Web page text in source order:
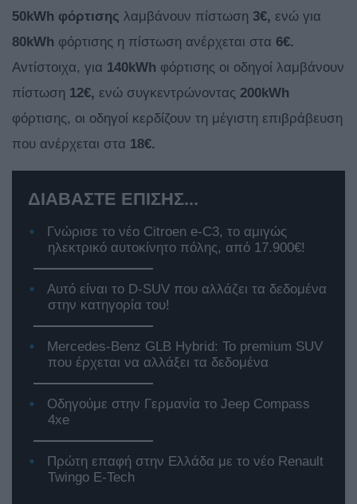
50kWh φόρτισης λαμβάνουν πίστωση 3€, ενώ για
80kWh φόρτισης η πίστωση ανέρχεται στα 6€.
Αντίστοιχα, για 140kWh φόρτισης οι οδηγοί λαμβάνουν
πίστωση 12€, ενώ συγκεντρώνοντας 200kWh
φόρτισης, οι οδηγοί κερδίζουν τη μέγιστη επιβράβευση
που ανέρχεται στα 18€.
ΔΙΑΒΑΣΤΕ ΕΠΙΣΗΣ...
Γνώρισε το νέο Citroen e-C3, το αμιγώς
ηλεκτρικό αυτοκίνητο πόλης, από 17.900€!
Αυτό είναι το D-SUV που αλλάζει τα δεδομένα
στην κατηγορία του!
Mercedes-Benz GLB Hybrid: Το premium SUV
που έρχεται να αλλάξει τα δεδομένα
Οδηγούμε στην Γερμανία το Jeep Compass
4xe
Πρώτη επαφή στην Ελλάδα με το νέο Renault
Twingo E-Tech